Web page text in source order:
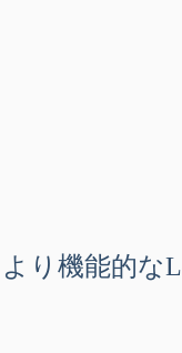
り機能的な